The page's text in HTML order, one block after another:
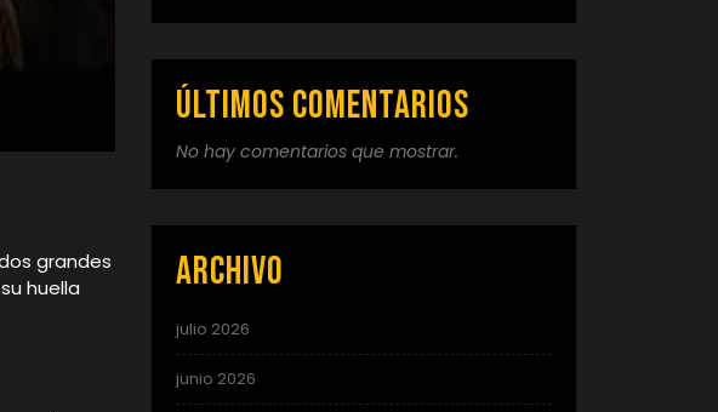
grandes
huella
Últimos comentarios
No hay comentarios que mostrar.
Archivo
julio 2026
junio 2026